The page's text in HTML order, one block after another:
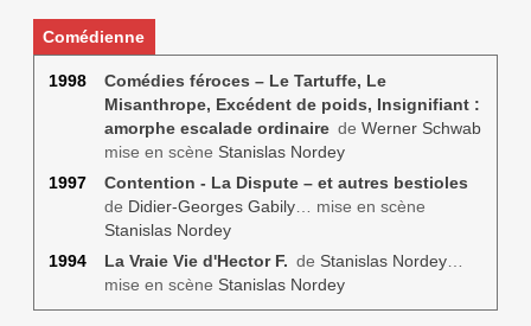
Comédienne
1998
Comédies féroces – Le Tartuffe, Le
Misanthrope, Excédent de poids, Insignifiant :
amorphe escalade ordinairede Werner Schwab
mise en scène Stanislas Nordey
1997
Contention - La Dispute – et autres bestioles
de Didier-Georges Gabily… mise en scène
Stanislas Nordey
1994
La Vraie Vie d'Hector F. de Stanislas Nordey…
mise en scène Stanislas Nordey